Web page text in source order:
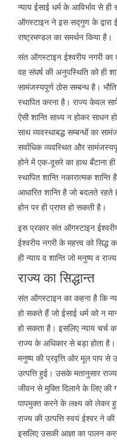
न्याय ईसाई धर्म के आविर्भाव से
ऑगस्टाइन ने इस सद्गुण के द्वारा
राष्ट्रमण्डल का समर्थन किया है।
संत ऑगस्टाइन ईश्वरीय नगरी का
वह संघर्ष की अनुपस्थिति को ही
सामंजस्यपूर्ण ठोस सम्बन्ध है।
स्थापित करना है। राज्य केवल
ऐसी शान्ति साध्य न होकर साधन
साथ व्यवस्थाबद्ध सम्बन्धों का
सर्वाधिक व्यवस्थित और
होने में एक-दूसरे का हाथ बँटाना ही
स्थापित शान्ति नकारात्मक
आधारित शान्ति है जो बदलते रहते
होन पर ही प्राप्त हो सकती है।
इस प्रकार संत ऑगस्टाइन
ईश्वरीय नगरी के महत्त्व को सिद्ध
ही न्याय व शान्ति जो मनुष्य व
राज्य का सिद्धान्त
संत ऑगस्टाइन का कहना है कि
हो सकते हैं जो ईसाई धर्म को न
हो सकता है। इसलिए न्याय चर्च
राज्य के अधिकार से बड़ा होता
मनुष्य की प्रवृत्ति ओर मूल पाप से
उत्पत्ति हुई। उसके मतानुसार
जीवन से मुक्ति दिलाने के लिए की
पापमुक्त करने के लक्ष्य को लेकर
राज्य की उत्पत्ति स्वयं ईश्वर ने
इसलिए उसकी आज्ञा का पालन